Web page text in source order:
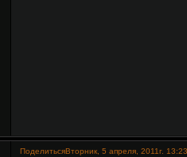
ПоделитьсяВторник, 5 апреля, 2011г.